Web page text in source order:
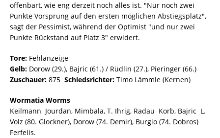
offenbart, wie eng derzeit noch alles ist. "Nur noch zwei
Punkte Vorsprung auf den ersten möglichen Abstiegsplatz",
sagt der Pessimist, während der Optimist "und nur zwei
Punkte Rückstand auf Platz 3" erwidert.
Tore: Fehlanzeige
Gelb: Dorow (29.), Bajric (61.) / Rüdlin (27.), Pieringer (66.)
Zuschauer: 875 Schiedsrichter: Timo Lämmle (Kernen)
Wormatia Worms
Keilmann  Jourdan, Mimbala, T. Ihrig, Radau  Korb, Bajric  L.
Volz (80. Glockner), Dorow (74. Demir), Burgio (74. Dobros) 
Ferfelis.